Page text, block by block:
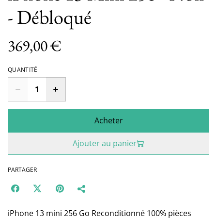
- Débloqué
369,00 €
QUANTITÉ
Acheter
Ajouter au panier
PARTAGER
iPhone 13 mini 256 Go Reconditionné 100% pièces